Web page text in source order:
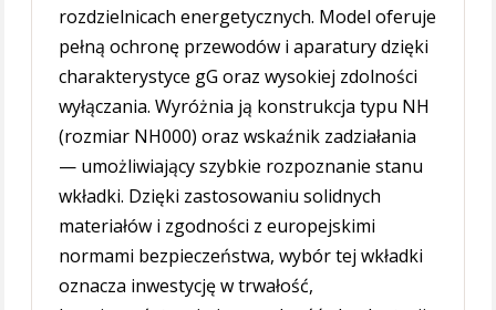
rozdzielnicach energetycznych. Model oferuje
pełną ochronę przewodów i aparatury dzięki
charakterystyce gG oraz wysokiej zdolności
wyłączania. Wyróżnia ją konstrukcja typu NH
(rozmiar NH000) oraz wskaźnik zadziałania
— umożliwiający szybkie rozpoznanie stanu
wkładki. Dzięki zastosowaniu solidnych
materiałów i zgodności z europejskimi
normami bezpieczeństwa, wybór tej wkładki
oznacza inwestycję w trwałość,